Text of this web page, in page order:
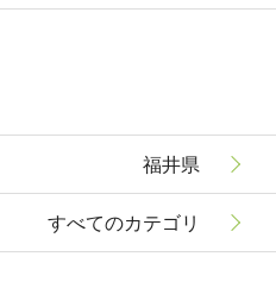
福井県
すべてのカテゴリ